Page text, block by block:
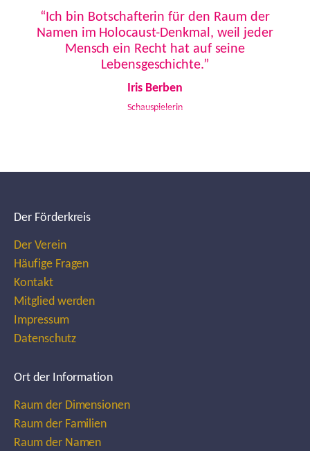
“Ich bin Botschafterin für den Raum der
Namen im Holocaust-Denkmal, weil jeder
Mensch ein Recht hat auf seine
Lebensgeschichte.”
Iris Berben
Schauspielerin
Der Förderkreis
Der Verein
Häufige Fragen
Kontakt
Mitglied werden
Impressum
Datenschutz
Ort der Information
Raum der Dimensionen
Raum der Familien
Raum der Namen